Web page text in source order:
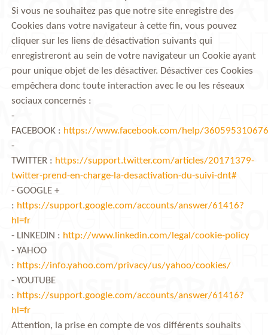
Si vous ne souhaitez pas que notre site enregistre des
Cookies dans votre navigateur à cette fin, vous pouvez
cliquer sur les liens de désactivation suivants qui
enregistreront au sein de votre navigateur un Cookie ayant
pour unique objet de les désactiver. Désactiver ces Cookies
empêchera donc toute interaction avec le ou les réseaux
sociaux concernés :
-
FACEBOOK : https://www.facebook.com/help/
-
TWITTER : https://support.twitter.com/articles/20171379-
twitter-prend-en-charge-la-desactivation-du-suivi-dnt#
- GOOGLE +
: https://support.google.com/accounts/answer/61416?
hl=fr
- LINKEDIN : http://www.linkedin.com/legal/cookie-policy
- YAHOO
: https://info.yahoo.com/privacy/us/yahoo/cookies/
- YOUTUBE
: https://support.google.com/accounts/answer/61416?
hl=fr
Attention, la prise en compte de vos différents souhaits